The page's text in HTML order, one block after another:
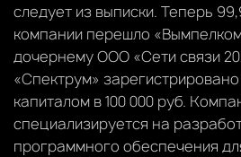
следует из выписки. Теперь
компании перешло
дочернему ООО «Сети связи
«Спектрум» зарегистрировано
капиталом в 100 000 руб.
специализируется на
программного обеспечения